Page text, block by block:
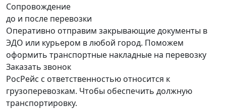
Сопровождение
до и после перевозки
Оперативно отправим закрывающие документы в
ЭДО или курьером в любой город. Поможем
оформить транспортные накладные на перевозку
Заказать звонок
РосРейс с ответственностью относится к
грузоперевозкам. Чтобы обеспечить должную
транспортировку.